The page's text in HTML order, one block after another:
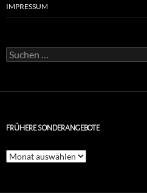
IMPRESSUM
Suchen
nach:
FRÜHERE SONDERANGEBOTE
Frühere
Sonderangebote